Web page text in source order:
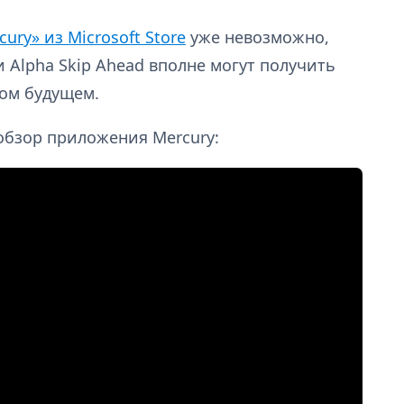
из Microsoft Store уже невозможно,
Skip Ahead вполне могут получить
будущем.
приложения Mercury: